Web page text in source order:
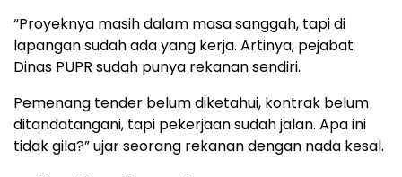
“Proyeknya masih dalam masa sanggah, tapi di
lapangan sudah ada yang kerja. Artinya, pejabat
Dinas PUPR sudah punya rekanan sendiri.
Pemenang tender belum diketahui, kontrak belum
ditandatangani, tapi pekerjaan sudah jalan. Apa ini
tidak gila?” ujar seorang rekanan dengan nada kesal.